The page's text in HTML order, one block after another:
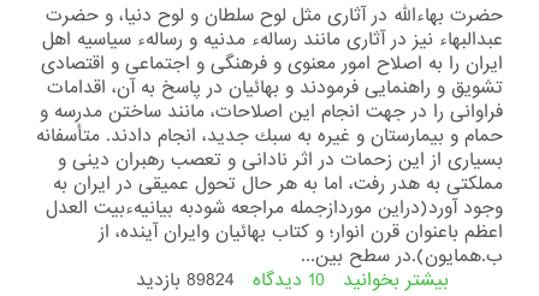
حضرت بهاءالله در آثاری مثل لوح سلطان و لوح دنیا، و حضرت
عبدالبهاء نیز در آثاری مانند رسالهء مدنیه و رسالهء سیاسیه اهل
ایران را به اصلاح امور معنوی و فرهنگی و اجتماعی و اقتصادی
تشویق و راهنمایی فرمودند و بهائیان در پاسخ به آن، اقدامات
فراوانی را در جهت انجام این اصلاحات، مانند ساختن مدرسه و
حمام و بیمارستان و غیره به سبك جدید، انجام دادند. متأسفانه
بسیاری از این زحمات در اثر نادانی و تعصب رهبران دینی و
مملكتی به هدر رفت، اما به هر حال تحول عمیقی در ایران به
وجود آورد(دراین موردازجمله مراجعه شودبه بیانیهءبیت العدل
اعظم باعنوان قرن انوار؛ و كتاب بهائیان وایران آینده، از
ب.همایون).در سطح بین‌...
بیشتر بخوانید درباره
10 دیدگاه 89824 بازدید